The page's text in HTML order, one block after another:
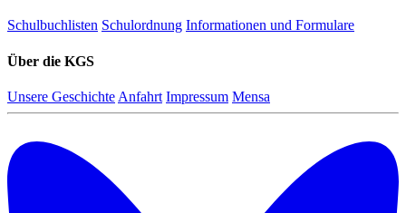
Schulbuchlisten Schulordnung Informationen und Formulare
Über die KGS
Unsere Geschichte Anfahrt Impressum Mensa